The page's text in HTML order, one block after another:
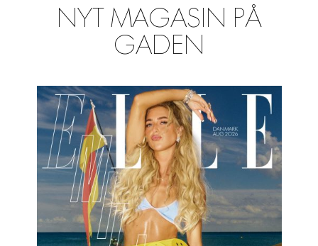
NYT MAGASIN PÅ
GADEN